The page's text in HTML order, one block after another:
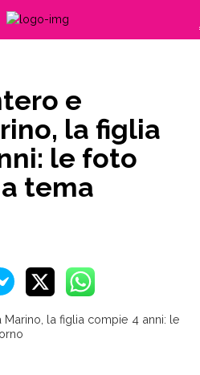
e
la figlia
le foto
tema